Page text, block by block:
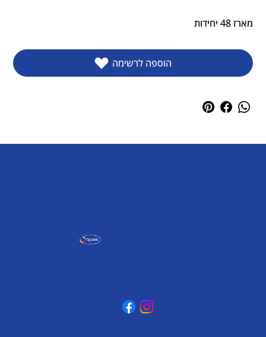
מארז 48 יחידות
הוספה לרשימה